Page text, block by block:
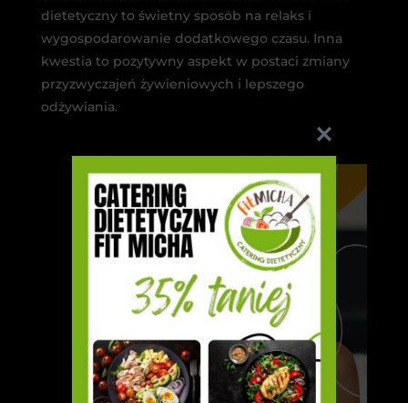
dietetyczny to świetny sposób na relaks i
wygospodarowanie dodatkowego czasu. Inna
kwestia to pozytywny aspekt w postaci zmiany
przyzwyczajeń żywieniowych i lepszego
odżywiania.